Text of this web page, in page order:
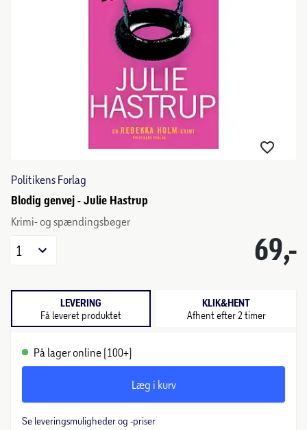
Politikens Forlag
Blodig genvej - Julie Hastrup
Krimi- og spændingsbøger
69,-
1
LEVERING
Få leveret produktet
KLIK&HENT
Afhent efter 2 timer
På lager online (100+)
Læg i kurv
Se leveringsmuligheder og -priser